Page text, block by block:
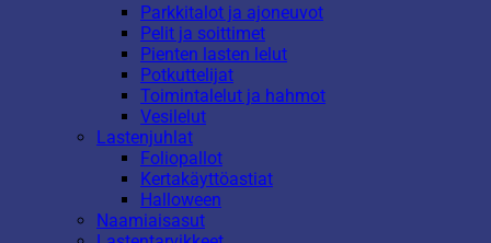
Parkkitalot ja ajoneuvot
Pelit ja soittimet
Pienten lasten lelut
Potkuttelijat
Toimintalelut ja hahmot
Vesilelut
Lastenjuhlat
Foliopallot
Kertakäyttöastiat
Halloween
Naamiaisasut